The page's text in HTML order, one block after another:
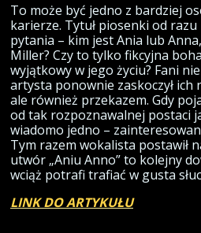
To może być jedno z bardziej
karierze. Tytuł piosenki od
pytania – kim jest Ania lub
Miller? Czy to tylko fikcyjna
wyjątkowy w jego życiu? Fani
artysta ponownie zaskoczył
ale również przekazem. Gdy
od tak rozpoznawalnej postaci
wiadomo jedno –
Tym razem wokalista postawił
utwór „Aniu Anno” to kolejny
wciąż potrafi trafiać w gusta
LINK DO ARTYKUŁU